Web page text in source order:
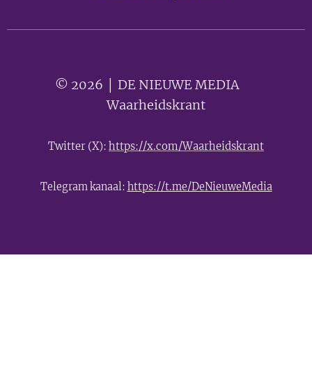
© 2026 │ DE NIEUWE MEDIA 🟣
Waarheidskrant
Twitter (X): https://x.com/Waarheidskrant
Telegram kanaal: https://t.me/DeNieuweMedia